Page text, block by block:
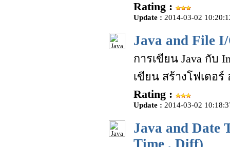
Rating :
Update : 2014-03-02
Java and File
การเขียน Java กับ
เขียน สร้างโฟเดอ
Rating :
Update : 2014-03-02
Java and Date
Time , Diff)